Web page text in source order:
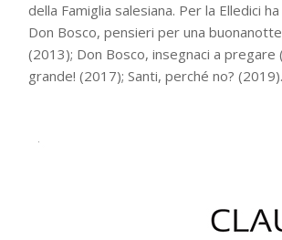
della Famiglia salesiana. Per la Elledici
Don Bosco, pensieri per una
(2013); Don Bosco, insegnaci a
grande! (2017); Santi, perché no? (2019).